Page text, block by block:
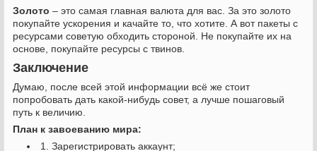
Золото ‒ это самая главная валюта для вас. За это золото
покупайте ускорения и качайте то, что хотите. А вот пакеты с
ресурсами советую обходить стороной. Не покупайте их на
основе, покупайте ресурсы с твинов.
Заключение
Думаю, после всей этой информации всё же стоит
попробовать дать какой-нибудь совет, а лучше пошаговый
путь к величию.
План к завоеванию мира:
1. Зарегистрировать аккаунт;